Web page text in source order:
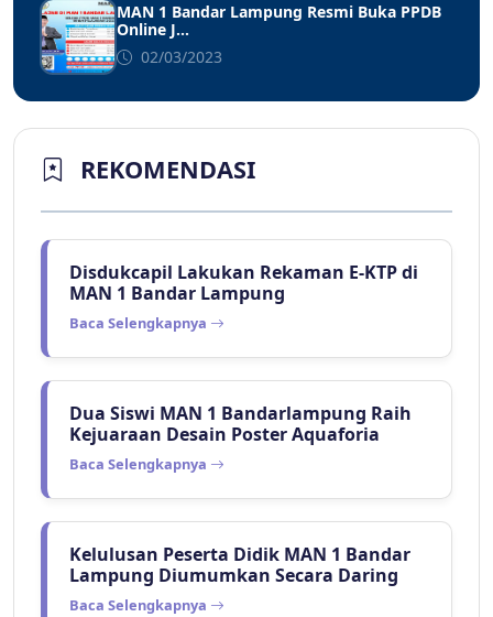
MAN 1 Bandar Lampung Resmi Buka PPDB
Online J...
02/03/2023
REKOMENDASI
Disdukcapil Lakukan Rekaman E-KTP di
MAN 1 Bandar Lampung
Baca Selengkapnya
Dua Siswi MAN 1 Bandarlampung Raih
Kejuaraan Desain Poster Aquaforia
Baca Selengkapnya
Kelulusan Peserta Didik MAN 1 Bandar
Lampung Diumumkan Secara Daring
Baca Selengkapnya